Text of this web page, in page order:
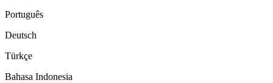
Português
Deutsch
Türkçe
Bahasa Indonesia